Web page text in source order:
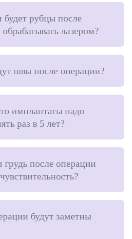
рубцы после
лазером?
швы после операции?
имплантаты надо
раз в 5 лет?
после операции
будут заметны